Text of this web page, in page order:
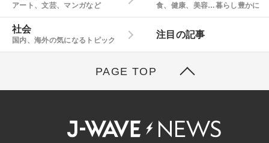
アート、文芸、マンガなど 食、健康、美容…暮らし豊かに
社会
国内、海外の気になるトピック
注目の記事
PAGE TOP